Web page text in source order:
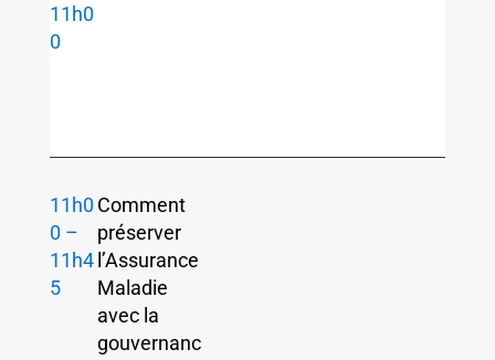
11h0
0
11h0
0 –
11h4
5
Comment
préserver
l’Assurance
Maladie
avec la
gouvernanc